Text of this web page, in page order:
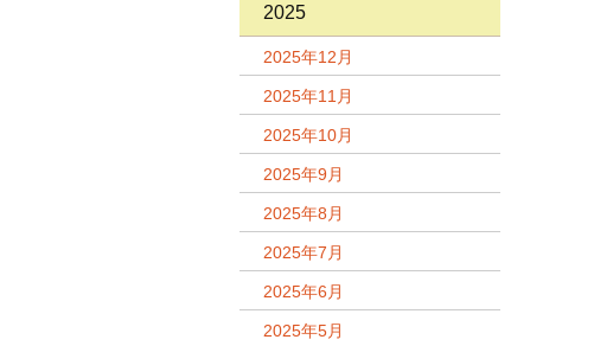
2025
2025年12月
2025年11月
2025年10月
2025年9月
2025年8月
2025年7月
2025年6月
2025年5月